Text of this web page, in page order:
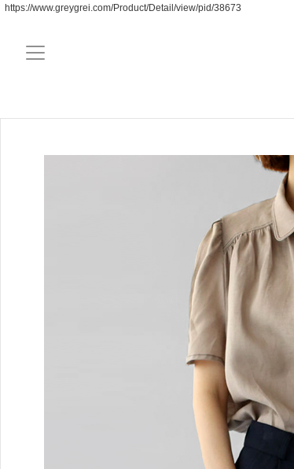
https://www.greygrei.com/Product/Detail/view/pid/38673